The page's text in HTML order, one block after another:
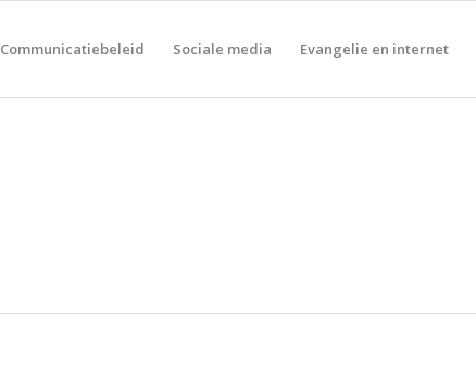
Communicatiebeleid Sociale media Evangelie en internet